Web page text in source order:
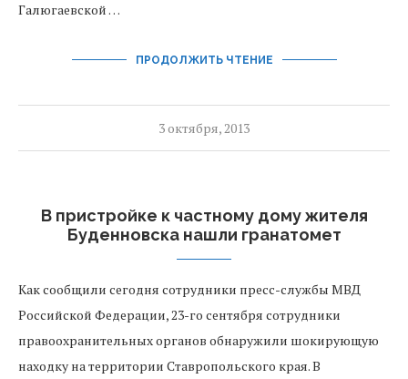
Галюгаевской …
ПРОДОЛЖИТЬ ЧТЕНИЕ
3 октября, 2013
В пристройке к частному дому жителя
Буденновска нашли гранатомет
Как сообщили сегодня сотрудники пресс-службы МВД
Российской Федерации, 23-го сентября сотрудники
правоохранительных органов обнаружили шокирующую
находку на территории Ставропольского края. В